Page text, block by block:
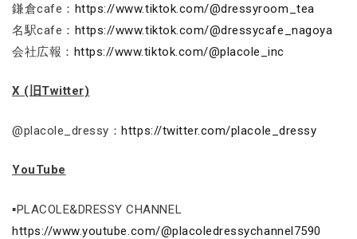
鎌倉cafe： https://www.tiktok.com/@dressyroom_tea
名駅cafe： https://www.tiktok.com/@dressycafe_nagoya
会社広報： https://www.tiktok.com/@placole_inc
X (旧Twitter)
@placole_dressy：https://twitter.com/placole_dressy
YouTube
▪PLACOLE&DRESSY CHANNEL
https://www.youtube.com/@placoledressychannel7590